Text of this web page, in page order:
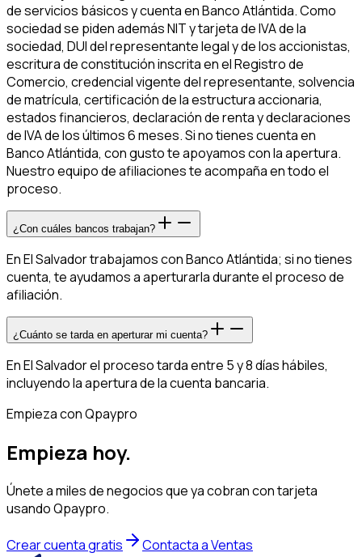
de servicios básicos y cuenta en Banco Atlántida. Como
sociedad se piden además NIT y tarjeta de IVA de la
sociedad, DUI del representante legal y de los accionistas,
escritura de constitución inscrita en el Registro de
Comercio, credencial vigente del representante, solvencia
de matrícula, certificación de la estructura accionaria,
estados financieros, declaración de renta y declaraciones
de IVA de los últimos 6 meses. Si no tienes cuenta en
Banco Atlántida, con gusto te apoyamos con la apertura.
Nuestro equipo de afiliaciones te acompaña en todo el
proceso.
¿Con cuáles bancos trabajan?
En El Salvador trabajamos con Banco Atlántida; si no tienes
cuenta, te ayudamos a aperturarla durante el proceso de
afiliación.
¿Cuánto se tarda en aperturar mi cuenta?
En El Salvador el proceso tarda entre 5 y 8 días hábiles,
incluyendo la apertura de la cuenta bancaria.
Empieza con Qpaypro
Empieza hoy.
Únete a miles de negocios que ya cobran con tarjeta
usando Qpaypro.
Crear cuenta gratis Contacta a Ventas